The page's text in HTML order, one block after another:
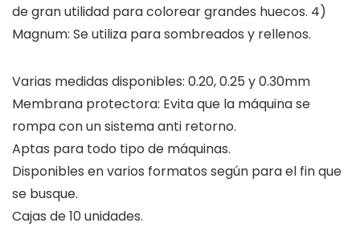
de gran utilidad para colorear grandes huecos. 4)
Magnum: Se utiliza para sombreados y rellenos.
Varias medidas disponibles: 0.20, 0.25 y 0.30mm
Membrana protectora: Evita que la máquina se
rompa con un sistema anti retorno.
Aptas para todo tipo de máquinas.
Disponibles en varios formatos según para el fin que
se busque.
Cajas de 10 unidades.